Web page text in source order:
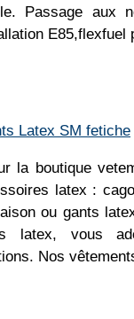
Passage aux
E85,flexfuel
Latex SM fetiche
la boutique
latex :
ou gants
latex, vous
Nos